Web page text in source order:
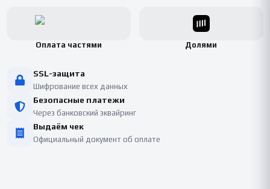
Оплата частями Долями
SSL-защита
Шифрование всех данных
Безопасные платежи
Через банковский эквайринг
Выдаём чек
Официальный документ об оплате